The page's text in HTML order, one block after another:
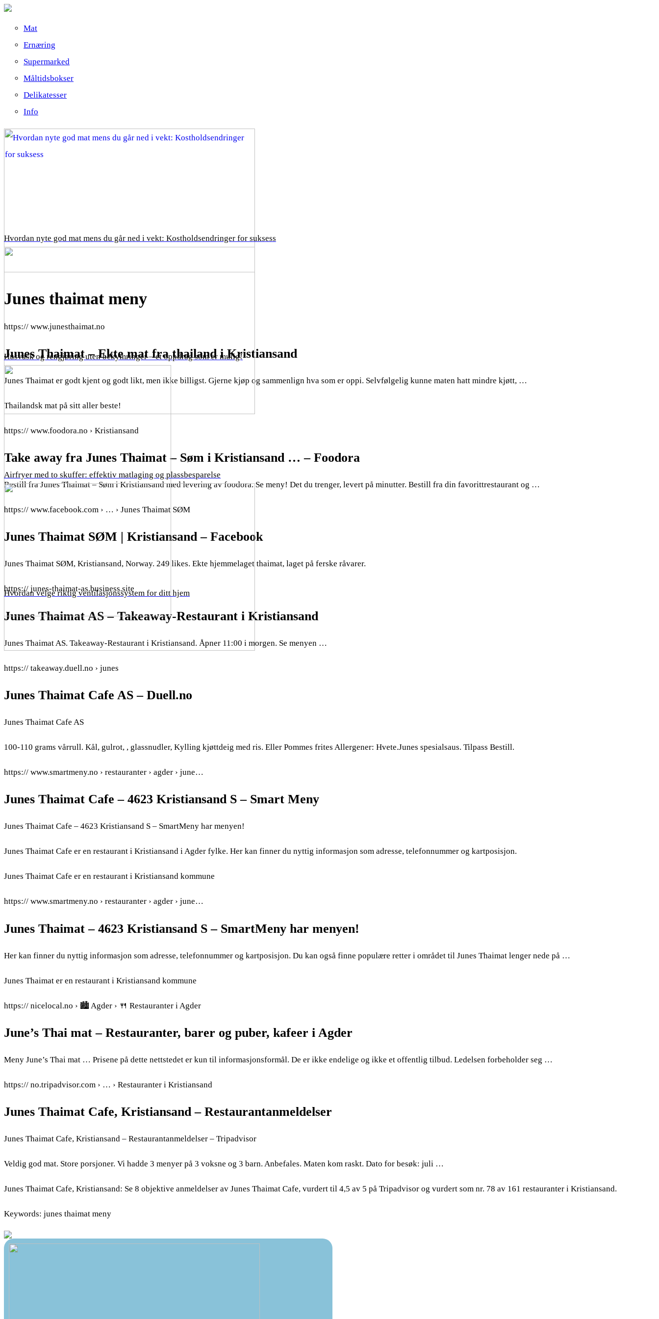
Mat
Ernæring
Supermarked
Måltidsbokser
Delikatesser
Info
Hvordan nyte god mat mens du går ned i vekt: Kostholdsendringer for suksess
Husvask og rengjøring uten bekymringer – et oppdrag som er mulig!
Airfryer med to skuffer: effektiv matlaging og plassbesparelse
Hvordan velge riktig ventilasjonssystem for ditt hjem
Junes thaimat meny
https:// www.junesthaimat.no
Junes Thaimat – Ekte mat fra thailand i Kristiansand
Junes Thaimat er godt kjent og godt likt, men ikke billigst. Gjerne kjøp og sammenlign hva som er oppi. Selvfølgelig kunne maten hatt mindre kjøtt, …
Thailandsk mat på sitt aller beste!
https:// www.foodora.no › Kristiansand
Take away fra Junes Thaimat – Søm i Kristiansand … – Foodora
Bestill fra Junes Thaimat – Søm i Kristiansand med levering av foodora. Se meny! Det du trenger, levert på minutter. Bestill fra din favorittrestaurant og …
https:// www.facebook.com › … › Junes Thaimat SØM
Junes Thaimat SØM | Kristiansand – Facebook
Junes Thaimat SØM, Kristiansand, Norway. 249 likes. Ekte hjemmelaget thaimat, laget på ferske råvarer.
https:// junes-thaimat-as.business.site
Junes Thaimat AS – Takeaway-Restaurant i Kristiansand
Junes Thaimat AS. Takeaway-Restaurant i Kristiansand. Åpner 11:00 i morgen. Se menyen …
https:// takeaway.duell.no › junes
Junes Thaimat Cafe AS – Duell.no
Junes Thaimat Cafe AS
100-110 grams vårrull. Kål, gulrot, , glassnudler, Kylling kjøttdeig med ris. Eller Pommes frites Allergener: Hvete.Junes spesialsaus. Tilpass Bestill.
https:// www.smartmeny.no › restauranter › agder › june…
Junes Thaimat Cafe – 4623 Kristiansand S – Smart Meny
Junes Thaimat Cafe – 4623 Kristiansand S – SmartMeny har menyen!
Junes Thaimat Cafe er en restaurant i Kristiansand i Agder fylke. Her kan finner du nyttig informasjon som adresse, telefonnummer og kartposisjon.
Junes Thaimat Cafe er en restaurant i Kristiansand kommune
https:// www.smartmeny.no › restauranter › agder › june…
Junes Thaimat – 4623 Kristiansand S – SmartMeny har menyen!
Her kan finner du nyttig informasjon som adresse, telefonnummer og kartposisjon. Du kan også finne populære retter i området til Junes Thaimat lenger nede på …
Junes Thaimat er en restaurant i Kristiansand kommune
https:// nicelocal.no › 🏙️ Agder › 🍴 Restauranter i Agder
June’s Thai mat – Restauranter, barer og puber, kafeer i Agder
Meny June’s Thai mat … Prisene på dette nettstedet er kun til informasjonsformål. De er ikke endelige og ikke et offentlig tilbud. Ledelsen forbeholder seg …
https:// no.tripadvisor.com › … › Restauranter i Kristiansand
Junes Thaimat Cafe, Kristiansand – Restaurantanmeldelser
Junes Thaimat Cafe, Kristiansand – Restaurantanmeldelser – Tripadvisor
Veldig god mat. Store porsjoner. Vi hadde 3 menyer på 3 voksne og 3 barn. Anbefales. Maten kom raskt. Dato for besøk: juli …
Junes Thaimat Cafe, Kristiansand: Se 8 objektive anmeldelser av Junes Thaimat Cafe, vurdert til 4,5 av 5 på Tripadvisor og vurdert som nr. 78 av 161 restauranter i Kristiansand.
Keywords: junes thaimat meny